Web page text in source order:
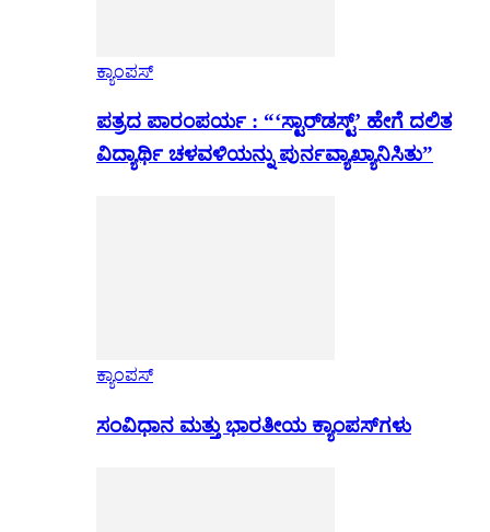
ಕ್ಯಾಂಪಸ್
ಪತ್ರದ ಪಾರಂಪರ್ಯ : “‘ಸ್ಟಾರ್‌ಡಸ್ಟ್’ ಹೇಗೆ ದಲಿತ
ವಿದ್ಯಾರ್ಥಿ ಚಳವಳಿಯನ್ನು ಪುರ್ನವ್ಯಾಖ್ಯಾನಿಸಿತು”
ಕ್ಯಾಂಪಸ್
ಸಂವಿಧಾನ ಮತ್ತು ಭಾರತೀಯ ಕ್ಯಾಂಪಸ್‌ಗಳು